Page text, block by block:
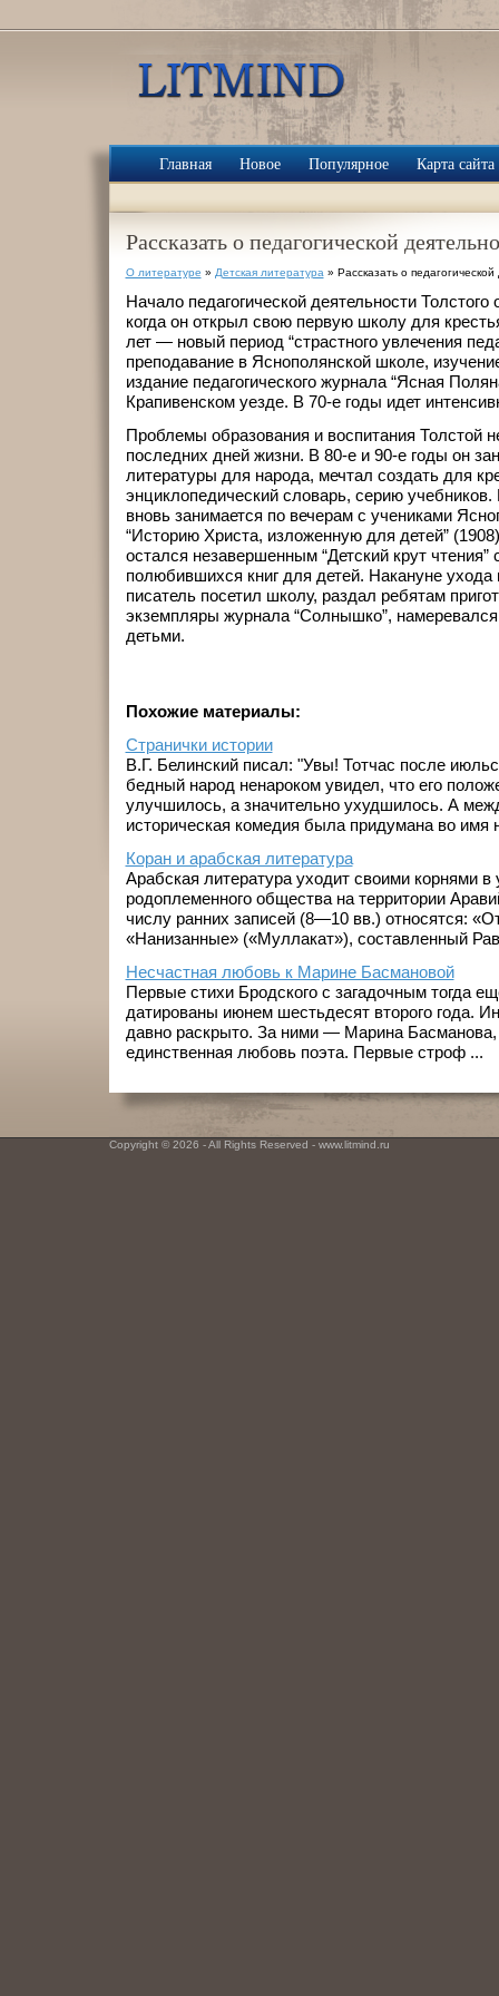
Главная Новое Популярное Карта сайта
Рассказать о педагогической
О литературе » Детская литература » Рассказать о
Начало педагогической деятельности Толстого
когда он открыл свою первую школу для
лет — новый период “страстного увлечения
преподавание в Яснополянской школе,
издание педагогического журнала “Ясная
Крапивенском уезде. В 70-е годы идет
Проблемы образования и воспитания Толстой
последних дней жизни. В 80-е и 90-е годы он
литературы для народа, мечтал создать для
энциклопедический словарь, серию учебников.
вновь занимается по вечерам с учениками
“Историю Христа, изложенную для детей”
остался незавершенным “Детский крут чтения”
полюбившихся книг для детей. Накануне
писатель посетил школу, раздал ребятам
экземпляры журнала “Солнышко”,
детьми.
Похожие материалы:
Странички истории
В.Г. Белинский писал: "Увы! Тотчас после
бедный народ ненароком увидел, что его
улучшилось, а значительно ухудшилось. А
историческая комедия была придумана во имя
Коран и арабская литература
Арабская литература уходит своими корнями в
родоплеменного общества на территории
числу ранних записей (8—10 вв.) относятся:
«Нанизанные» («Муллакат»), составленный
Несчастная любовь к Марине Басмановой
Первые стихи Бродского с загадочным тогда
датированы июнем шестьдесят второго года.
давно раскрыто. За ними — Марина Басманова,
единственная любовь поэта. Первые строф ...
Copyright © 2026 - All Rights Reserved - www.litmind.ru